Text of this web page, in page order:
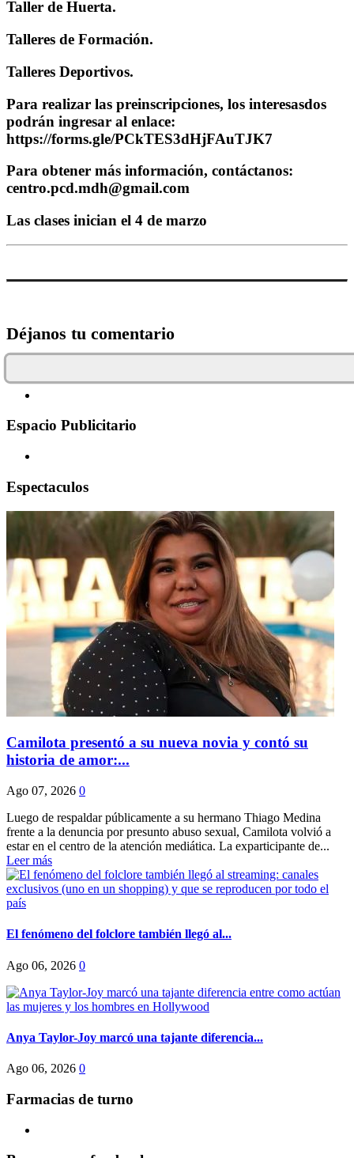
Taller de Huerta.
Talleres de Formación.
Talleres Deportivos.
Para realizar las preinscripciones, los interesasdos
podrán ingresar al enlace:
https://forms.gle/PCkTES3dHjFAuTJK7
Para obtener más información, contáctanos:
centro.pcd.mdh@gmail.com
Las clases inician el 4 de marzo
Déjanos tu comentario
Espacio Publicitario
Espectaculos
Camilota presentó a su nueva novia y contó su
historia de amor:...
Ago 07, 2026 0
Luego de respaldar públicamente a su hermano Thiago Medina
frente a la denuncia por presunto abuso sexual, Camilota volvió a
estar en el centro de la atención mediática. La exparticipante de...
Leer más
El fenómeno del folclore también llegó al...
Ago 06, 2026 0
Anya Taylor-Joy marcó una tajante diferencia...
Ago 06, 2026 0
Farmacias de turno